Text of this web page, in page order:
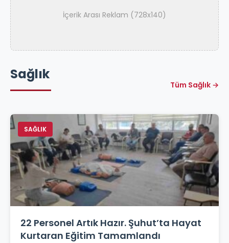
İçerik Arası Reklam (728x140)
Sağlık
Tüm Sağlık →
SAĞLIK
22 Personel Artık Hazır. Şuhut’ta Hayat
Kurtaran Eğitim Tamamlandı